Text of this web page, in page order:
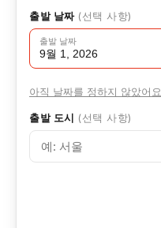
출발 날짜 (선택 사항)
출발 날짜
9월 1, 2026
아직 날짜를 정하지 않았어요
출발 도시 (선택 사항)